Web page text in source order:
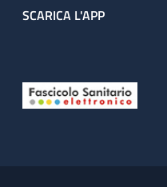
SCARICA L'APP